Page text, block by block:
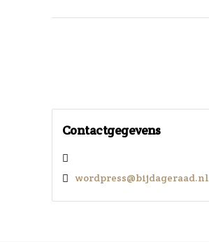
Contactgegevens
wordpress@bijdageraad.nl